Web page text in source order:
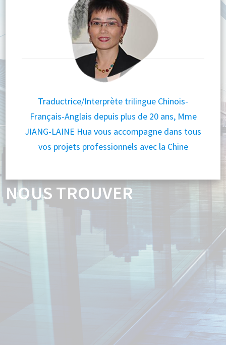
NOUS TROUVER
Traductrice/Interprète trilingue Chinois-
Français-Anglais depuis plus de 20 ans, Mme
JIANG-LAINE Hua vous accompagne dans tous
vos projets professionnels avec la Chine